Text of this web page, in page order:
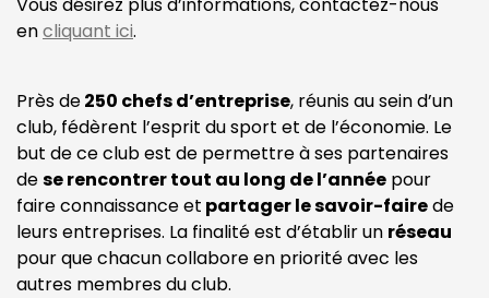
encliquant ici.
Près de250 chefs d’entreprise, réunis au sein d’un
club, fédèrent l’esprit du sport et de l’économie. Le
but de ce club est de permettre à ses partenaires
dese rencontrer tout au long de l’année pour
faire connaissance et partager le savoir-fairede
leurs entreprises. La finalité est d’établir un réseau
pour que chacun collabore en priorité avec les
autres membres du club.